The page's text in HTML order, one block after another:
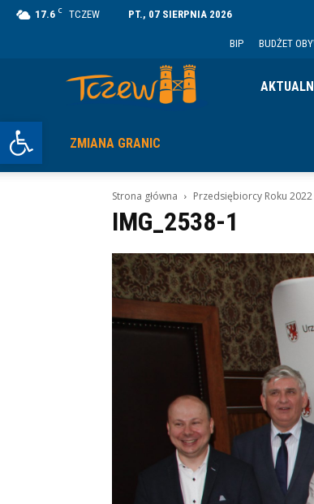
Otwórz pasek narzędzi
17.6 C TCZEW PT., 07 SIERPNIA 2026
BIP BUDŻET
ZMIANA GRANIC
Strona główna Przedsiębiorcy Roku
IMG_2538-1